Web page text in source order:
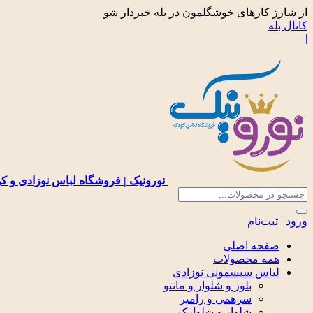
از شارژ کارهای خوشگلمون در بله خبردار شو
کانال بله
|
نورونیک | فروشگاه لباس نوزادی و
ورود | ثبت‌نام
صفحه اصلی
همه محصولات
لباس سیسمونی نوزادی
بلوز و شلوار و مانتو
سرهمی و رامپر